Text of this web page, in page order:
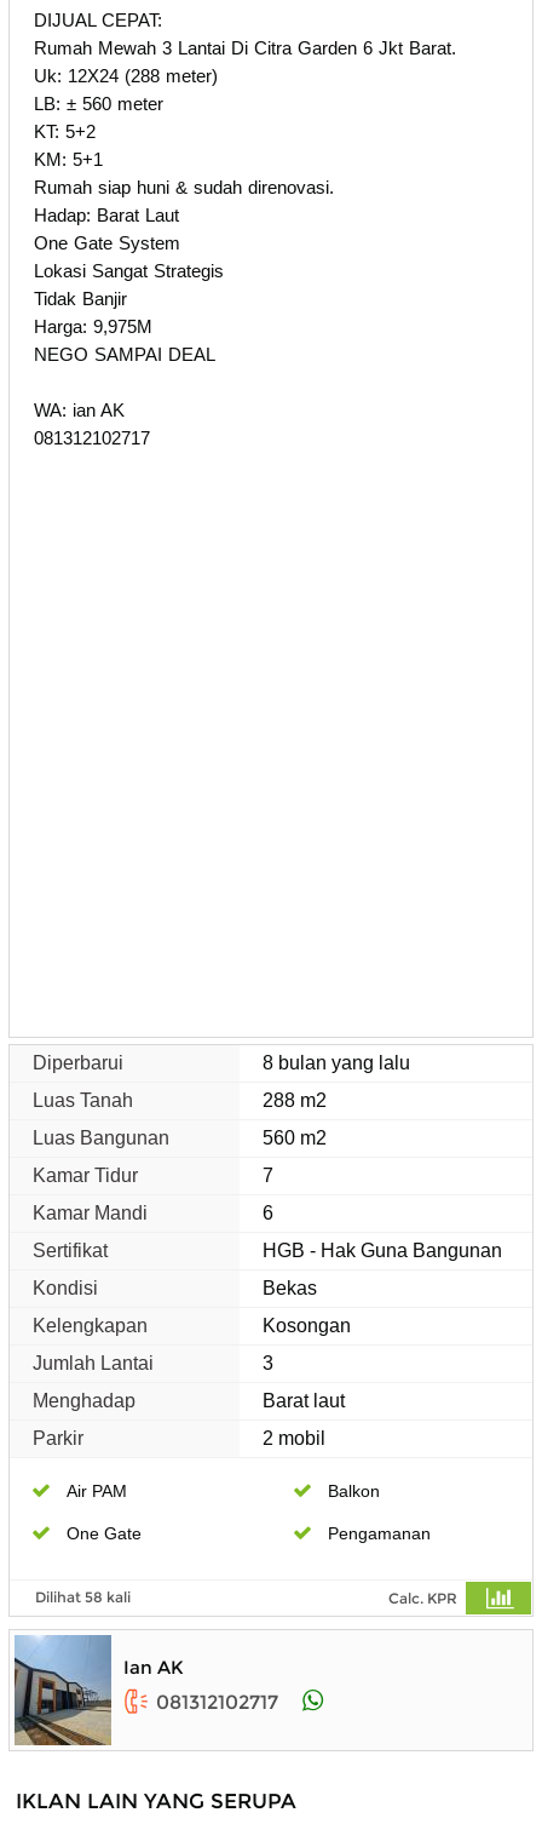
DIJUAL CEPAT:
Rumah Mewah 3 Lantai Di Citra Garden 6 Jkt Barat.
Uk: 12X24 (288 meter)
LB: ± 560 meter
KT: 5+2
KM: 5+1
Rumah siap huni & sudah direnovasi.
Hadap: Barat Laut
One Gate System
Lokasi Sangat Strategis
Tidak Banjir
Harga: 9,975M
NEGO SAMPAI DEAL
WA: ian AK
081312102717
Diperbarui
8 bulan yang lalu
Luas Tanah
288 m2
Luas Bangunan
560 m2
Kamar Tidur
7
Kamar Mandi
6
Sertifikat
HGB - Hak Guna Bangunan
Kondisi
Bekas
Kelengkapan
Kosongan
Jumlah Lantai
3
Menghadap
Barat laut
Parkir
2 mobil
Air PAM Balkon
One Gate Pengamanan
Dilihat 58 kali Calc. KPR
Ian AK
081312102717
IKLAN LAIN YANG SERUPA